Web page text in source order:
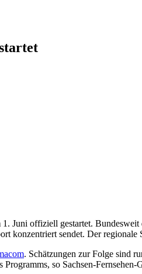
1. Juni offiziell gestartet.
konzentriert sendet. Der
. Schätzungen zur Folge sind
so Sachsen-Fernsehen-